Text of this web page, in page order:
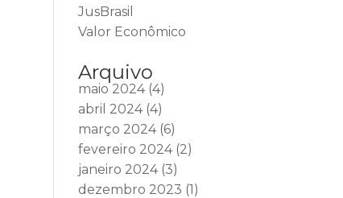
JusBrasil
Valor Econômico
Arquivo
maio 2024(4)
abril 2024(4)
março 2024(6)
fevereiro 2024(2)
janeiro 2024(3)
dezembro 2023 (1)